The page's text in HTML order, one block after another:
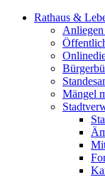
Rathaus &
Mängel